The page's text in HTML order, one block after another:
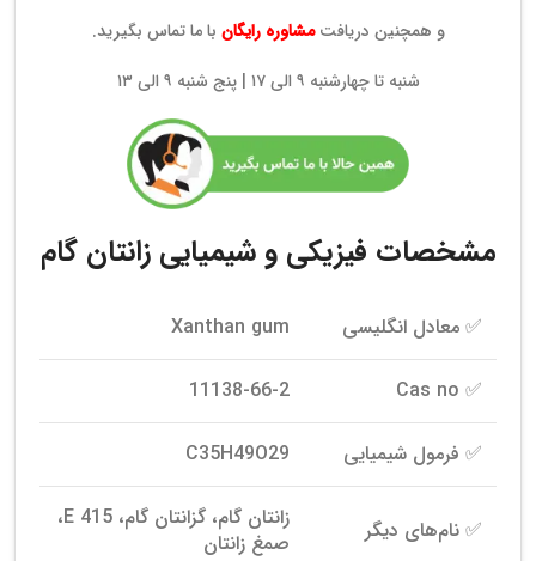
و همچنین دریافت مشاوره رایگان با ما تماس بگیرید.
شنبه تا چهارشنبه ۹ الی ۱۷ | پنج شنبه ۹ الی ۱۳
مشخصات فیزیکی و شیمیایی زانتان گام
✅ معادل انگلیسی Xanthan gum
✅ Cas no
11138-66-2
✅ فرمول شیمیایی C35H49O29
✅ نام‌های دیگر
زانتان گام، گزانتان گام، E 415،
صمغ زانتان